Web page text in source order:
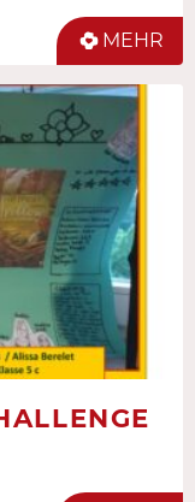
MEHR